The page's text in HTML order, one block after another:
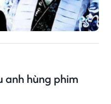
anh hùng phim